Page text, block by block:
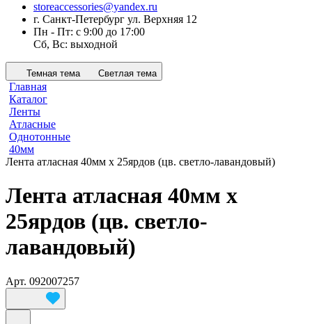
storeaccessories@yandex.ru
г. Санкт-Петербург ул. Верхняя 12
Пн - Пт: с 9:00 до 17:00
Сб, Вс: выходной
Темная тема Светлая тема
Главная
Каталог
Ленты
Атласные
Однотонные
40мм
Лента атласная 40мм х 25ярдов (цв. светло-лавандовый)
Лента атласная 40мм х
25ярдов (цв. светло-
лавандовый)
Арт. 092007257